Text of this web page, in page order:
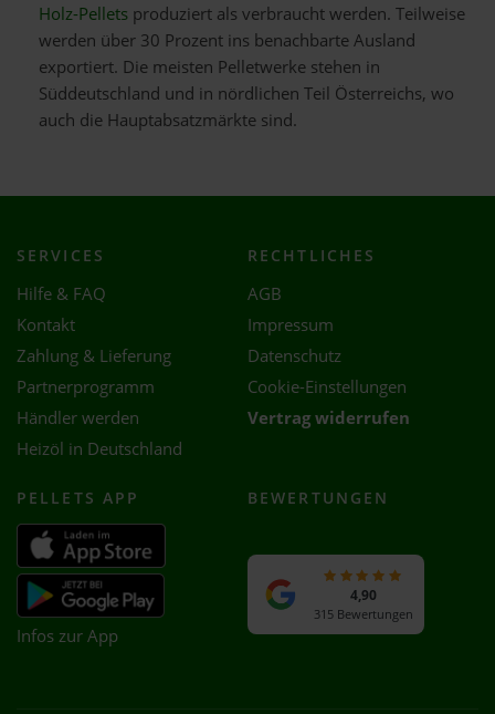
Holz-Pellets produziert als verbraucht werden. Teilweise
werden über 30 Prozent ins benachbarte Ausland
exportiert. Die meisten Pelletwerke stehen in
Süddeutschland und in nördlichen Teil Österreichs, wo
auch die Hauptabsatzmärkte sind.
SERVICES
Hilfe & FAQ
Kontakt
Zahlung & Lieferung
Partnerprogramm
Händler werden
Heizöl in Deutschland
RECHTLICHES
AGB
Impressum
Datenschutz
Cookie-Einstellungen
Vertrag widerrufen
PELLETS APP
Infos zur App
BEWERTUNGEN
4,90
315 Bewertungen